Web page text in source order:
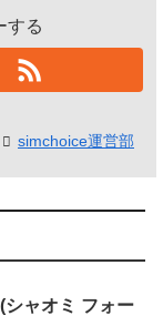
する
simchoice運営部
ャオミ フォー